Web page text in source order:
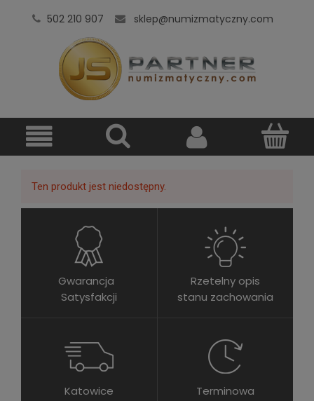
502 210 907 sklep@numizmatyczny.com
Ten produkt jest niedostępny.
Gwarancja
Satysfakcji
Rzetelny opis
stanu zachowania
Katowice
Terminowa